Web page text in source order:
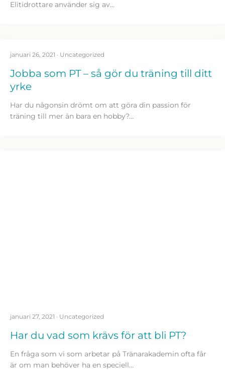
Elitidrottare använder sig av…
januari 26, 2021 · Uncategorized
Jobba som PT – så gör du träning till ditt
yrke
Har du någonsin drömt om att göra din passion för
träning till mer än bara en hobby?…
januari 27, 2021 · Uncategorized
Har du vad som krävs för att bli PT?
En fråga som vi som arbetar på Tränarakademin ofta får
är om man behöver ha en speciell…